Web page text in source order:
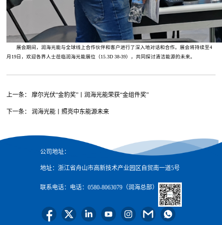
展会期间，润海光能与全球线上合作伙伴和客户进行了深入地对话和合作。展会将持续至4
月19日，欢迎各界人士莅临润海光能展位（15.3D 38-39），共同探讨清洁能源的未来。
上一条： 摩尔光伏“金豹奖”丨润海光能荣获“金组件奖”
下一条： 润海光能丨照亮中东能源未来
公司地址：
地址：浙江省舟山市高新技术产业园区自贸南一道5号
联系电话： 电话：0580-8063079（润海总部）